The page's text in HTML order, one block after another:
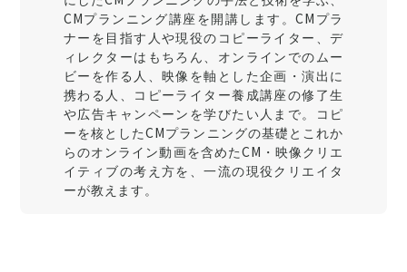
CMプランニング講座を開講します。CMプラ
ナーを目指す人や現役のコピーライター、デ
ィレクターはもちろん、オンラインでのムー
ビーを作る人、映像を軸とした企画・演出に
携わる人、コピーライター養成講座の修了生
や広告キャンペーンを学びたい人まで。コピ
ーを核としたCMプランニングの基礎とこれか
らのオンライン動画を含めたCM・映像クリエ
イティブの考え方を、一流の現役クリエイタ
ーが教えます。